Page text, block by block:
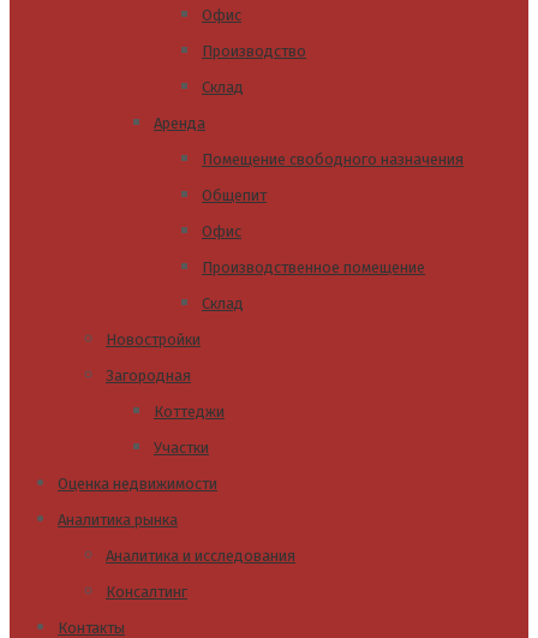
Офис
Производство
Склад
Аренда
Помещение свободного назначения
Общепит
Офис
Производственное помещение
Склад
Новостройки
Загородная
Коттеджи
Участки
Оценка недвижимости
Аналитика рынка
Аналитика и исследования
Консалтинг
Контакты